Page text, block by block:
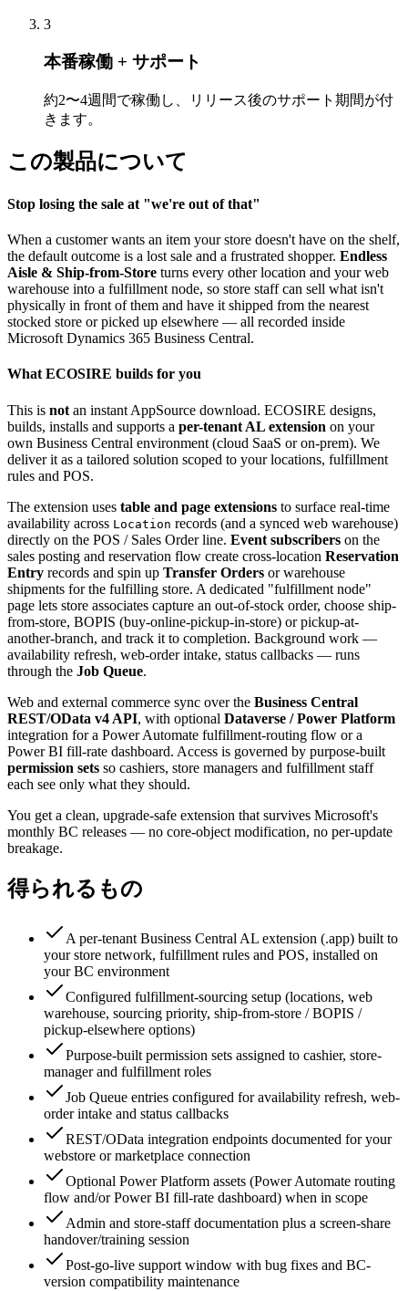
3
本番稼働 + サポート
約2〜4週間で稼働し、リリース後のサポート期間が付
きます。
この製品について
Stop losing the sale at "we're out of that"
When a customer wants an item your store doesn't have on the shelf,
the default outcome is a lost sale and a frustrated shopper. Endless
Aisle & Ship-from-Store turns every other location and your web
warehouse into a fulfillment node, so store staff can sell what isn't
physically in front of them and have it shipped from the nearest
stocked store or picked up elsewhere — all recorded inside
Microsoft Dynamics 365 Business Central.
What ECOSIRE builds for you
This is not an instant AppSource download. ECOSIRE designs,
builds, installs and supports a per-tenant AL extension on your
own Business Central environment (cloud SaaS or on-prem). We
deliver it as a tailored solution scoped to your locations, fulfillment
rules and POS.
The extension uses table and page extensions to surface real-time
availability across Location records (and a synced web warehouse)
directly on the POS / Sales Order line. Event subscribers on the
sales posting and reservation flow create cross-location Reservation
Entry records and spin up Transfer Orders or warehouse
shipments for the fulfilling store. A dedicated "fulfillment node"
page lets store associates capture an out-of-stock order, choose ship-
from-store, BOPIS (buy-online-pickup-in-store) or pickup-at-
another-branch, and track it to completion. Background work —
availability refresh, web-order intake, status callbacks — runs
through the Job Queue.
Web and external commerce sync over the Business Central
REST/OData v4 API, with optional Dataverse / Power Platform
integration for a Power Automate fulfillment-routing flow or a
Power BI fill-rate dashboard. Access is governed by purpose-built
permission sets so cashiers, store managers and fulfillment staff
each see only what they should.
You get a clean, upgrade-safe extension that survives Microsoft's
monthly BC releases — no core-object modification, no per-update
breakage.
得られるもの
A per-tenant Business Central AL extension (.app) built to
your store network, fulfillment rules and POS, installed on
your BC environment
Configured fulfillment-sourcing setup (locations, web
warehouse, sourcing priority, ship-from-store / BOPIS /
pickup-elsewhere options)
Purpose-built permission sets assigned to cashier, store-
manager and fulfillment roles
Job Queue entries configured for availability refresh, web-
order intake and status callbacks
REST/OData integration endpoints documented for your
webstore or marketplace connection
Optional Power Platform assets (Power Automate routing
flow and/or Power BI fill-rate dashboard) when in scope
Admin and store-staff documentation plus a screen-share
handover/training session
Post-go-live support window with bug fixes and BC-
version compatibility maintenance